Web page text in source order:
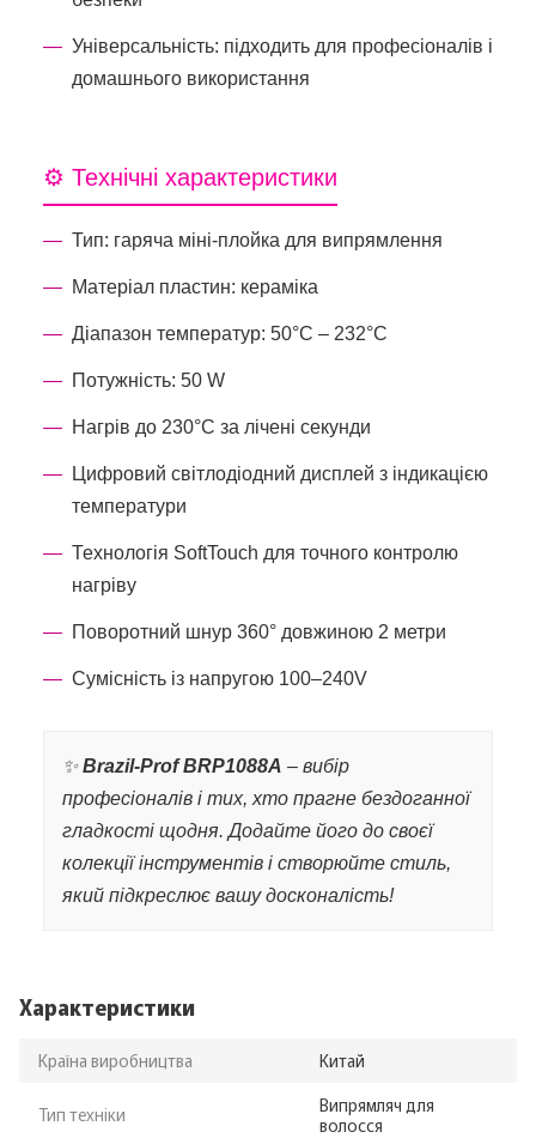
Універсальність: підходить для професіоналів і
домашнього використання
⚙️ Технічні характеристики
Тип: гаряча міні-плойка для випрямлення
Матеріал пластин: кераміка
Діапазон температур: 50°C – 232°C
Потужність: 50 W
Нагрів до 230°C за лічені секунди
Цифровий світлодіодний дисплей з індикацією
температури
Технологія SoftTouch для точного контролю
нагріву
Поворотний шнур 360° довжиною 2 метри
Сумісність із напругою 100–240V
✨Brazil-Prof BRP1088A – вибір
професіоналів і тих, хто прагне бездоганної
гладкості щодня. Додайте його до своєї
колекції інструментів і створюйте стиль,
який підкреслює вашу досконалість!
Характеристики
Країна виробництва Китай
Тип техніки
Випрямляч для
волосся